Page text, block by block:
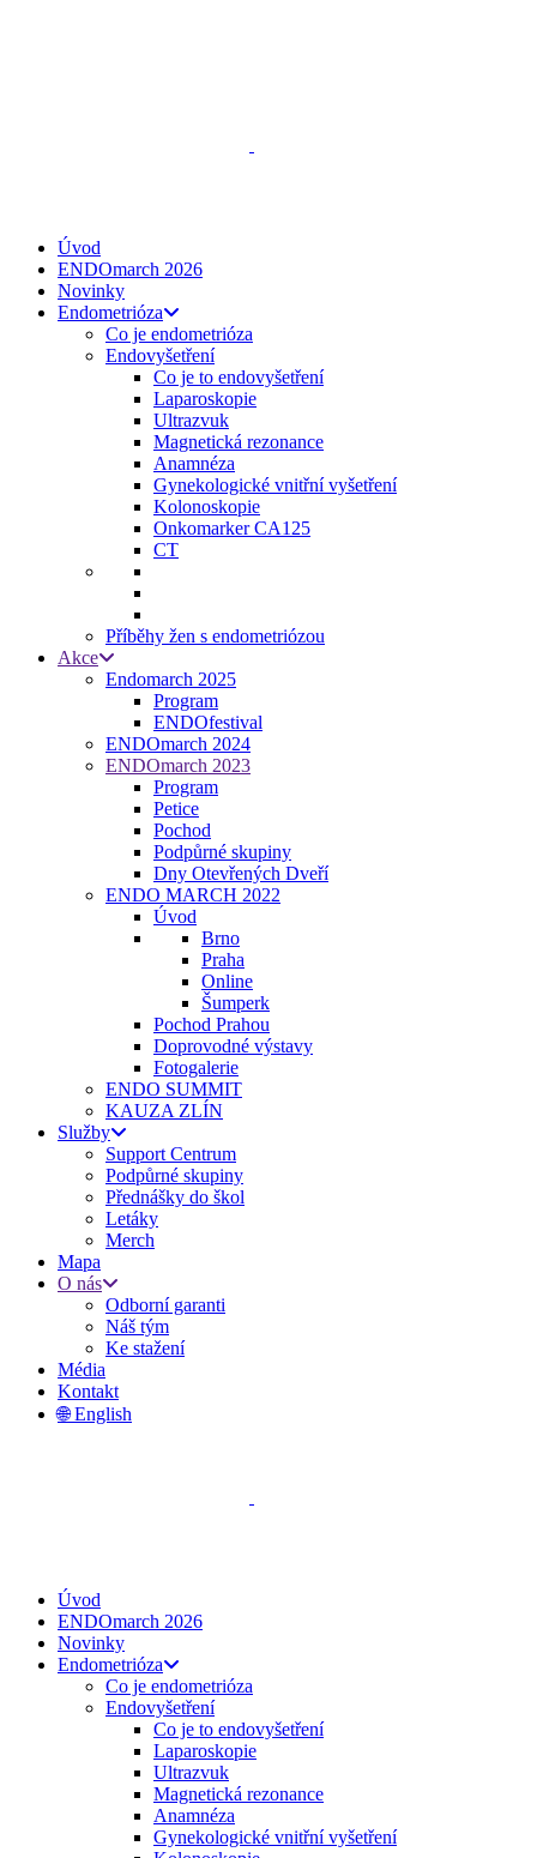
Úvod
ENDOmarch 2026
Novinky
Endometrióza
Co je endometrióza
Endovyšetření
Co je to endovyšetření
Laparoskopie
Ultrazvuk
Magnetická rezonance
Anamnéza
Gynekologické vnitřní vyšetření
Kolonoskopie
Onkomarker CA125
CT
Příběhy žen s endometriózou
Akce
Endomarch 2025
Program
ENDOfestival
ENDOmarch 2024
ENDOmarch 2023
Program
Petice
Pochod
Podpůrné skupiny
Dny Otevřených Dveří
ENDO MARCH 2022
Úvod
Brno
Praha
Online
Šumperk
Pochod Prahou
Doprovodné výstavy
Fotogalerie
ENDO SUMMIT
KAUZA ZLÍN
Služby
Support Centrum
Podpůrné skupiny
Přednášky do škol
Letáky
Merch
Mapa
O nás
Odborní garanti
Náš tým
Ke stažení
Média
Kontakt
🌐 English
Úvod
ENDOmarch 2026
Novinky
Endometrióza
Co je endometrióza
Endovyšetření
Co je to endovyšetření
Laparoskopie
Ultrazvuk
Magnetická rezonance
Anamnéza
Gynekologické vnitřní vyšetření